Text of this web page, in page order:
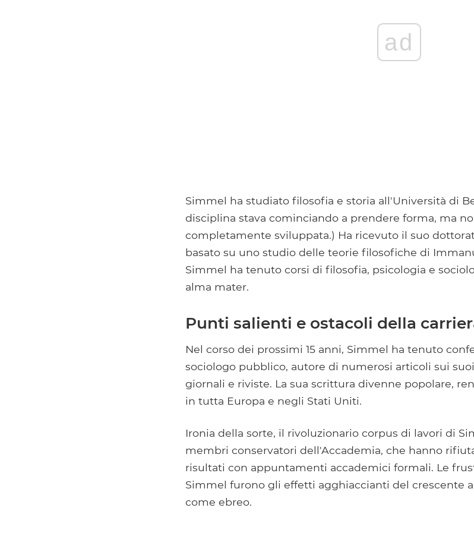
ad
Simmel ha studiato filosofia e storia all'Università di
disciplina stava cominciando a prendere forma, ma
completamente sviluppata.) Ha ricevuto il suo
basato su uno studio delle teorie filosofiche di
Simmel ha tenuto corsi di filosofia, psicologia e
alma mater.
Punti salienti e ostacoli della
Nel corso dei prossimi 15 anni, Simmel ha tenuto
sociologo pubblico, autore di numerosi articoli sui
giornali e riviste. La sua scrittura divenne popolare,
in tutta Europa e negli Stati Uniti.
Ironia della sorte, il rivoluzionario corpus di lavori di
membri conservatori dell'Accademia, che hanno
risultati con appuntamenti accademici formali. Le
Simmel furono gli effetti agghiaccianti del crescente
come ebreo.